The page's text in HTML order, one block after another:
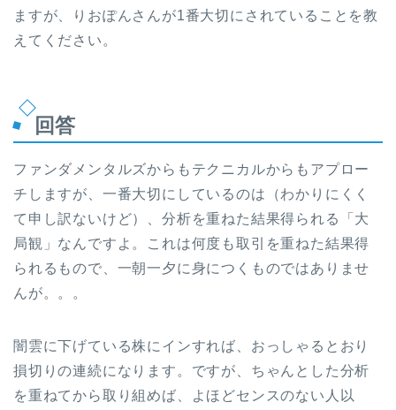
ますが、りおぽんさんが1番大切にされていることを教
えてください。
回答
ファンダメンタルズからもテクニカルからもアプロー
チしますが、一番大切にしているのは（わかりにくく
て申し訳ないけど）、分析を重ねた結果得られる「大
局観」なんですよ。これは何度も取引を重ねた結果得
られるもので、一朝一夕に身につくものではありませ
んが。。。
闇雲に下げている株にインすれば、おっしゃるとおり
損切りの連続になります。ですが、ちゃんとした分析
を重ねてから取り組めば、よほどセンスのない人以